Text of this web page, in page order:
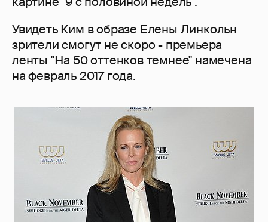
Увидеть Ким в образе Елены Линкольн
зрители смогут не скоро - премьера
ленты "На 50 оттенков темнее" намечена
на февраль 2017 года.